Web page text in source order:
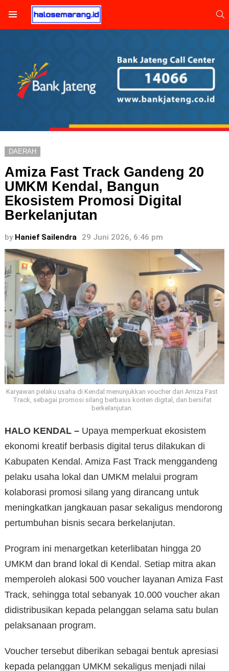
DAERAH
Amiza Fast Track Gandeng 20
UMKM Kendal, Bangun
Ekosistem Promosi Digital
Berkelanjutan
by Hanief Sailendra 29 Juni 2026, 6:46 pm
Karyawan pelaku usaha di Kendal menunjukkan voucher dari Amiza Fast
Track, sebagai promosi silang berbasis konten digital, dan bersifat
berkelanjutan.
HALO KENDAL – Upaya memperkuat ekosistem
ekonomi kreatif berbasis digital terus dilakukan di
Kabupaten Kendal. Amiza Fast Track menggandeng
pelaku usaha lokal dan UMKM melalui program
kolaborasi promosi silang yang dirancang untuk
meningkatkan jangkauan pasar sekaligus mendorong
pertumbuhan bisnis secara berkelanjutan.
Program ini menargetkan keterlibatan hingga 20
UMKM dan brand lokal di Kendal. Setiap mitra akan
memperoleh alokasi 500 voucher layanan Amiza Fast
Track, sehingga total sebanyak 10.000 voucher akan
didistribusikan kepada pelanggan selama satu bulan
pelaksanaan program.
Voucher tersebut diberikan sebagai bentuk apresiasi
kepada pelanggan UMKM sekaligus menjadi nilai